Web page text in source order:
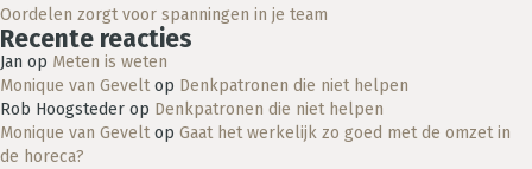
Oordelen zorgt voor spanningen in je team
Recente reacties
Jan op Meten is weten
Monique van Geveltop Denkpatronen die niet helpen
Rob Hoogsteder op Denkpatronen die niet helpen
Monique van Geveltop Gaat het werkelijk zo goed met de omzet in
de horeca?